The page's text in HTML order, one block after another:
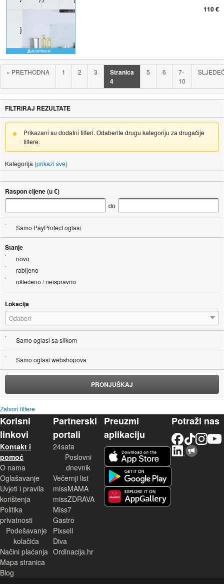
110 €
« PRETHODNA 1 2 3
Stranica
4
5 6
7-
10
FILTRIRAJ REZULTATE
Prikazani su dodatni filteri. Odaberite drugu kategoriju za drugačije
filtere.
Kategorija (prikaži sve)
Raspon cijene (u €)
do
Samo PayProtect oglasi
Stanje
novo
rabljeno
oštećeno / neispravno
Lokacija
Odaberi
Samo oglasi sa slikom
Samo oglasi webshopova
PRONJUŠKAJ
Zatvori filtere
Korisni
linkovi
Kontakt i
pomoć
O nama
Oglašavanje
Uvjeti i pravila
korištenja
Politika
privatnosti
Podešavanje
kolačića
Načini plaćanja
Mapa stranica
Blog
Partnerski
portali
24sata
Poslovni
dnevnik
Večernji list
missMAMA
missZDRAVA
Miss7
Gastro
Pixsell
Diva
Ordinacija.hr
Preuzmi
aplikaciju
Potraži nas